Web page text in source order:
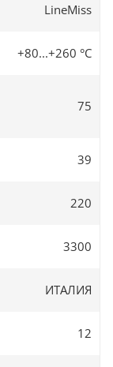
LineMiss
+80...+260 °C
75
39
220
3300
ИТАЛИЯ
12